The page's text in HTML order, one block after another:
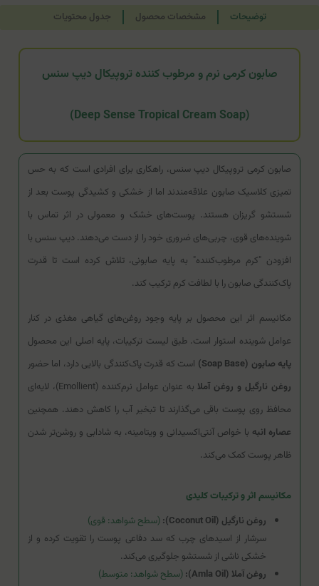
توضیحات مشخصات محصول جدول محتویات
صابون کرمی نرم و مرطوب کننده تروپیکال دیپ سنس
(Deep Sense Tropical Cream Soap)
صابون کرمی تروپیکال دیپ سنس، راهکاری برای افرادی است که به حس
تمیزی کلاسیک صابون علاقه‌مندند اما از خشکی و کشیدگی پوست بعد از
شستشو گریزان هستند. پوست‌های خشک و معمولی در اثر تماس با
شوینده‌های قوی، چربی‌های ضروری خود را از دست می‌دهند. دیپ سنس با
افزودن "کرم مرطوب‌کننده" به پایه صابونی، تلاش کرده است تا قدرت
پاک‌کنندگی صابون را با لطافت کرم ترکیب کند.
مکانیسم اثر این محصول بر پایه وجود روغن‌های گیاهی مغذی در کنار
عوامل شوینده استوار است. طبق لیست ترکیبات، پایه اصلی این محصول
پایه صابون (Soap Base)
است که قدرت پاک‌کنندگی بالایی دارد، اما حضور
روغن نارگیل و روغن آملا
به عنوان عوامل نرم‌کننده (Emollient)، لایه‌ای
محافظ روی پوست باقی می‌گذارند تا تبخیر آب را کاهش دهند. همچنین
عصاره انبه با خواص آنتی‌اکسیدانی و ویتامینه، به شادابی و روشن‌تر شدن
ظاهر پوست کمک می‌کند.
مکانیسم اثر و ترکیبات کلیدی
روغن نارگیل (Coconut Oil):
(سطح شواهد: قوی)
سرشار از اسیدهای چرب که سد دفاعی پوست را تقویت کرده و از
خشکی ناشی از شستشو جلوگیری می‌کند.
روغن آملا (Amla Oil):
(سطح شواهد: متوسط)